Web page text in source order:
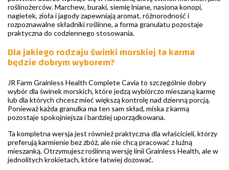
roślinożerców. Marchew, buraki, siemię lniane, nasiona konopi,
nagietek, zioła i jagody zapewniają aromat, różnorodność i
rozpoznawalne składniki roślinne, a forma granulatu pozostaje
praktyczna do codziennego stosowania.
Dla jakiego rodzaju świnki morskiej ta karma
będzie dobrym wyborem?
JR Farm Grainless Health Complete Cavia to szczególnie dobry
wybór dla świnek morskich, które jedzą wybiórczo mieszaną karmę
lub dla których chcesz mieć większą kontrolę nad dzienną porcją.
Ponieważ każda granulka ma ten sam skład, miska z karmą
pozostaje spokojniejsza i bardziej uporządkowana.
Ta kompletna wersja jest również praktyczna dla właścicieli, którzy
preferują karmienie bez zbóż, ale nie chcą pracować z luźną
mieszanką. Otrzymujesz roślinną wersję linii Grainless Health, ale w
jednolitych krokietach, które łatwiej dozować.